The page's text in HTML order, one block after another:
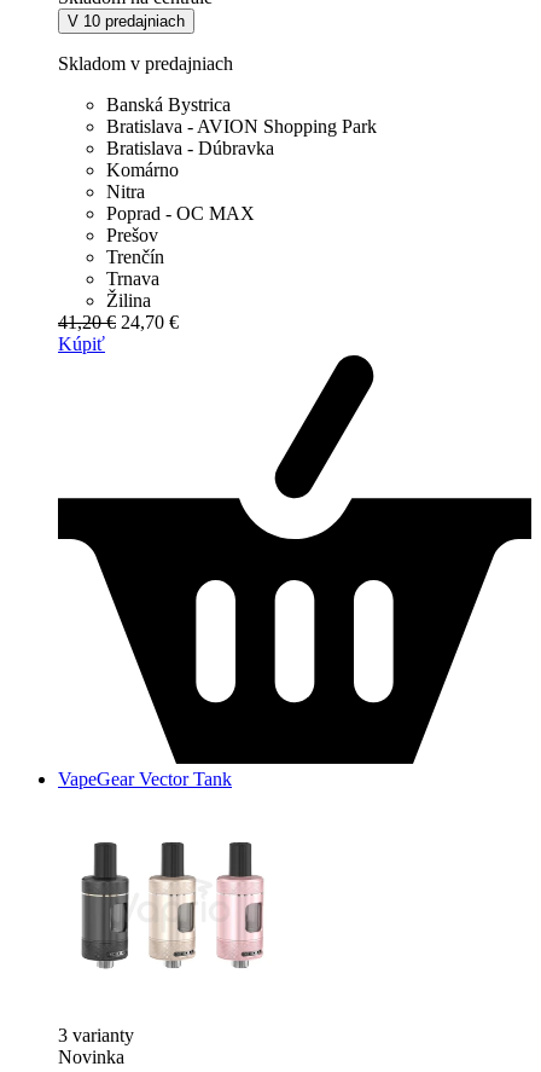
V 10 predajniach
Skladom v predajniach
Banská Bystrica
Bratislava - AVION Shopping Park
Bratislava - Dúbravka
Komárno
Nitra
Poprad - OC MAX
Prešov
Trenčín
Trnava
Žilina
41,20 € 24,70 €
Kúpiť
VapeGear Vector Tank
3 varianty
Novinka